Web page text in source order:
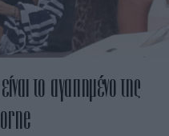
το αγαπημένο της